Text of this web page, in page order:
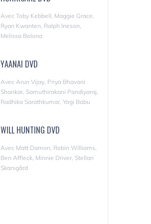
Avec Toby Kebbell, Maggie Grace,
Ryan Kwanten, Ralph Ineson,
Melissa Bolona
YAANAI DVD
Avec Arun Vijay, Priya Bhavani
Shankar, Samuthirakani Pandiyaraj,
Radhika Sarathkumar, Yogi Babu
WILL HUNTING DVD
Avec Matt Damon, Robin Williams,
Ben Affleck, Minnie Driver, Stellan
Skarsgård